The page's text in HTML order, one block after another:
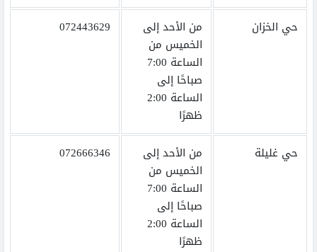
حي الخزان
من الأحد إلى
الخميس من
الساعة 7:00
صباحًا إلى
الساعة 2:00
ظهرًا
072443629
حي غليلة
من الأحد إلى
الخميس من
الساعة 7:00
صباحًا إلى
الساعة 2:00
ظهرًا
072666346